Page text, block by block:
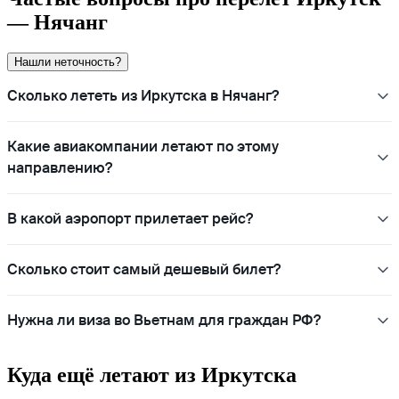
— Нячанг
Нашли неточность?
Сколько лететь из Иркутска в Нячанг?
Какие авиакомпании летают по этому
направлению?
В какой аэропорт прилетает рейс?
Сколько стоит самый дешевый билет?
Нужна ли виза во Вьетнам для граждан РФ?
Куда ещё летают из Иркутска